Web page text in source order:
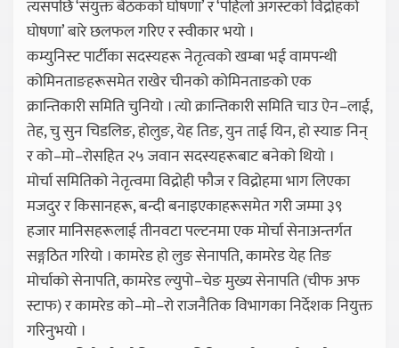
त्यसपछि ‘संयुक्त बैठकको घोषणा’ र ‘पहिलो अगस्टको विद्रोहको
घोषणा’ बारे छलफल गरिए र स्वीकार भयो ।
कम्युनिस्ट पार्टीका सदस्यहरू नेतृत्वको खम्बा भई वामपन्थी
कोमिनताङहरूसमेत राखेर चीनको कोमिनताङको एक
क्रान्तिकारी समिति चुनियो । त्यो क्रान्तिकारी समिति चाउ ऐन–लाई,
तेह, चु सुन चिडलिङ, होलुङ, येह तिङ, युन ताई यिन, हो स्याङ निन्
र को–मो–रोसहित २५ जवान सदस्यहरूबाट बनेको थियो ।
मोर्चा समितिको नेतृत्वमा विद्रोही फौज र विद्रोहमा भाग लिएका
मजदुर र किसानहरू, बन्दी बनाइएकाहरूसमेत गरी जम्मा ३९
हजार मानिसहरूलाई तीनवटा पल्टनमा एक मोर्चा सेनाअन्तर्गत
सङ्गठित गरियो । कामरेड हो लुङ सेनापति, कामरेड येह तिङ
मोर्चाको सेनापति, कामरेड ल्युपो–चेङ मुख्य सेनापति (चीफ अफ
स्टाफ) र कामरेड को–मो–रो राजनैतिक विभागका निर्देशक नियुक्त
गरिनुभयो ।